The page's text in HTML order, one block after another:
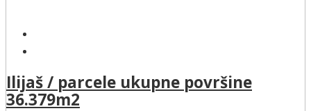
Ilijaš / parcele ukupne površine
36.379m2